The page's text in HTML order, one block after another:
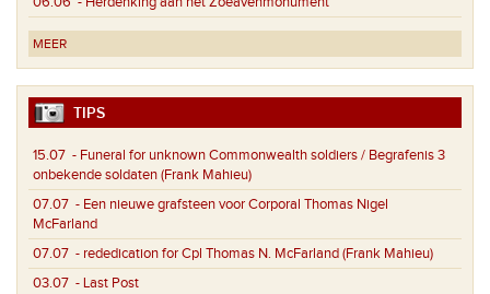
MEER
TIPS
15.07 - Funeral for unknown Commonwealth soldiers / Begrafenis 3
onbekende soldaten (Frank Mahieu)
07.07 - Een nieuwe grafsteen voor Corporal Thomas Nigel
McFarland
07.07 - rededication for Cpl Thomas N. McFarland (Frank Mahieu)
03.07 - Last Post